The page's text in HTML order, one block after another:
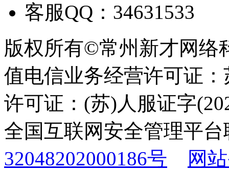
客服QQ：34631533
版权所有©常州新才网络
值电信业务经营许可证
许可证：(苏)人服证字
全国互联网安全管理平
32048202000186号
网